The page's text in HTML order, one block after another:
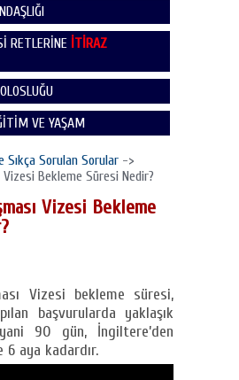
RETLERİNE İTİRAZ
VE YAŞAM
Sıkça Sorulan Sorular ->
Vizesi Bekleme Süresi Nedir?
Vizesi Bekleme
Vizesi bekleme süresi,
başvurularda yaklaşık
90 gün, İngiltere’den
6 aya kadardır.